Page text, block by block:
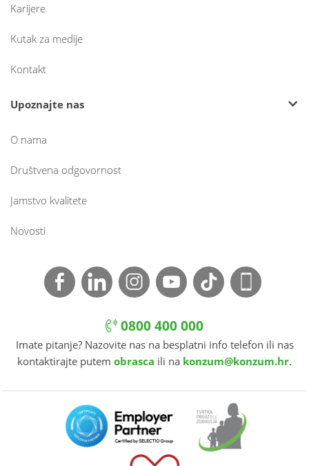
Karijere
Kutak za medije
Kontakt
Upoznajte nas
O nama
Društvena odgovornost
Jamstvo kvalitete
Novosti
0800 400 000
Imate pitanje? Nazovite nas na besplatni info telefon ili nas
kontaktirajte putem obrasca ili na konzum@konzum.hr.